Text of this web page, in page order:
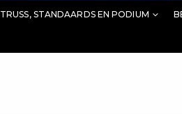
TRUSS, STANDAARDS EN PODIUM